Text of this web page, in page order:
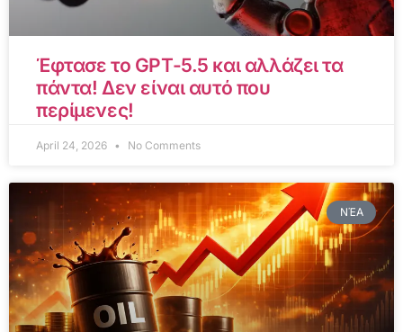
Έφτασε το GPT-5.5 και αλλάζει τα
πάντα! Δεν είναι αυτό που
περίμενες!
April 24, 2026 No Comments
ΝΈΑ